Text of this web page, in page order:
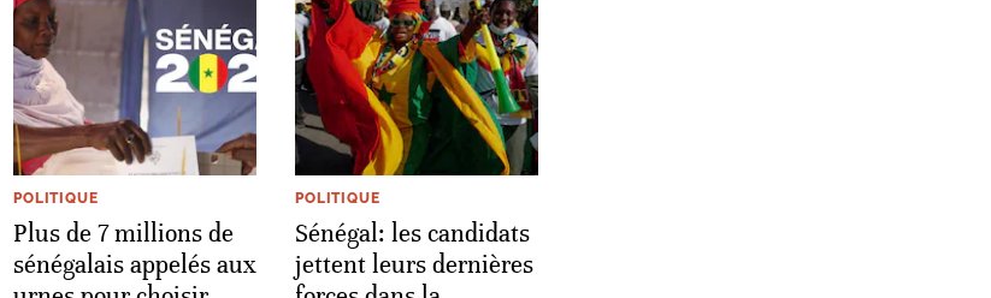
POLITIQUE
Plus de 7 millions de
sénégalais appelés aux
POLITIQUE
Sénégal: les candidats
jettent leurs dernières